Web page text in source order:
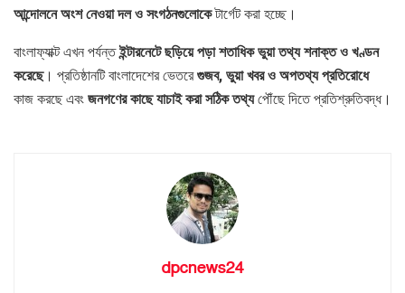
আন্দোলনে অংশ নেওয়া দল ও সংগঠনগুলোকেটার্গেট করা হচ্ছে।
বাংলাফ্যাক্ট এখন পর্যন্তইন্টারনেটে ছড়িয়ে পড়া শতাধিক ভুয়া তথ্য শনাক্ত ও খণ্ডন
করেছে। প্রতিষ্ঠানটি বাংলাদেশের ভেতরেগুজব, ভুয়া খবর ও অপতথ্য প্রতিরোধে
কাজ করছে এবং জনগণের কাছে যাচাই করা সঠিক তথ্যপৌঁছে দিতে প্রতিশ্রুতিবদ্ধ।
dpcnews24